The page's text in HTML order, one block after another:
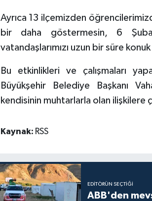
Ayrıca 13 ilçemizden
bir daha göstermesin, 6
vatandaşlarımızı uzun bir süre
Bu etkinlikleri ve çalışmaları
Büyükşehir Belediye Başkanı
kendisinin muhtarlarla olan
Kaynak: RSS
EDITÖRÜN SEÇTIĞI
ABB'den